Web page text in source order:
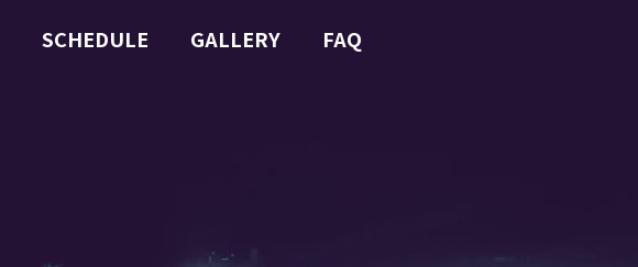
SCHEDULE GALLERY
FAQ